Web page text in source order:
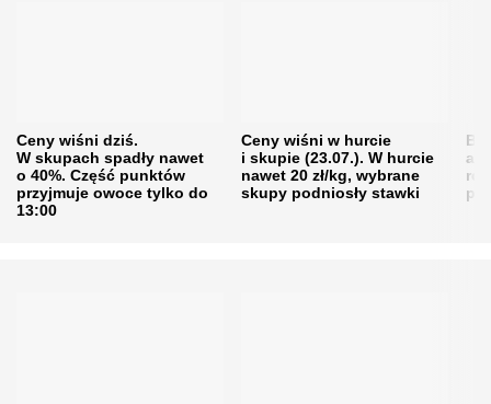
Ceny wiśni dziś.
W skupach spadły nawet
o 40%. Część punktów
przyjmuje owoce tylko do
13:00
Ceny wiśni w hurcie
i skupie (23.07.). W hurcie
nawet 20 zł/kg, wybrane
skupy podniosły stawki